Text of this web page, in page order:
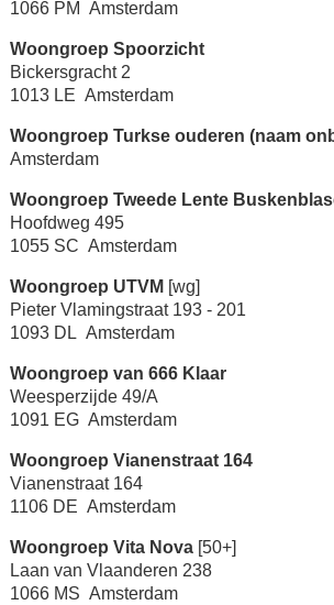
1066 PM Amsterdam
Woongroep Spoorzicht
Bickersgracht 2
1013 LE Amsterdam
Woongroep Turkse ouderen (naam
Amsterdam
Woongroep Tweede Lente
Hoofdweg 495
1055 SC Amsterdam
Woongroep UTVM [wg]
Pieter Vlamingstraat 193 - 201
1093 DL Amsterdam
Woongroep van 666 Klaar
Weesperzijde 49/A
1091 EG Amsterdam
Woongroep Vianenstraat 164
Vianenstraat 164
1106 DE Amsterdam
Woongroep Vita Nova[50+]
Laan van Vlaanderen 238
1066 MS Amsterdam